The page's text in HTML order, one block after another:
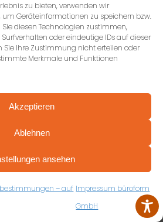
zu bieten, verwenden wir
um Geräteinformationen zu speichern bzw.
diesen Technologien zustimmen,
oder eindeutige IDs auf dieser
Sie Ihre Zustimmung nicht erteilen oder
Merkmale und Funktionen
Akzeptieren
Ablehnen
ansehen
– auf Impressum büroform
GmbH
vor 3 Jahren
Büro inklusive Bereich für
komplett überzeugt. Ich kann nur
SIE JETZT IHRE
ERSTBERATUNG